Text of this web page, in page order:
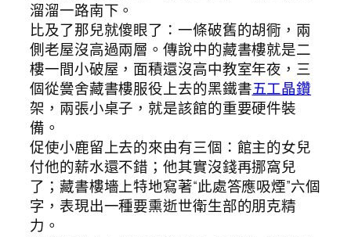
溜溜一路南下。
比及了那兒就傻眼了：一條破舊的胡衕，兩
側老屋沒高過兩層。傳說中的藏書樓就是二
樓一間小破屋，面積還沒高中教室年夜，三
個從黌舍藏書樓服役上去的黑鐵書五工晶鑽
架，兩張小桌子，就是該館的重要硬件裝
備。
促使小鹿留上去的來由有三個：館主的女兒
付他的薪水還不錯；他其實沒錢再挪窩兒
了；藏書樓墻上特地寫著“此處答應吸煙”六個
字，表現出一種要熏逝世衛生部的朋克精
力。